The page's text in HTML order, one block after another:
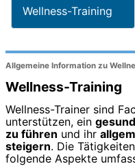
Wellness-Training
Allgemeine Information zu
Wellness-Training
Wellness-Trainer sind
unterstützen, ein
zu führen und ihr
steigern. Die
folgende Aspekte